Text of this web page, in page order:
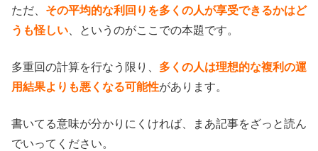
ただ、 その平均的な利回りを多くの人が享受できるかはど
うも怪しい 、というのがここでの本題です。
多重回の計算を行なう限り、 多くの人は理想的な複利の運
用結果よりも悪くなる可能性があります。
書いてる意味が分かりにくければ、まあ記事をざっと読ん
でいってください。